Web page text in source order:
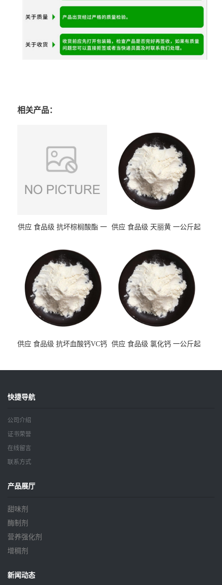
相关产品：
供应 食品级 抗坏棕榈酸酯 一
供应 食品级 天丽黄 一公斤起
供应 食品级 抗坏血酸钙VC钙 供应 食品级 氯化钙 一公斤起
快捷导航
公司介绍
证书荣誉
在线留言
联系方式
产品展厅
甜味剂
酶制剂
营养强化剂
增稠剂
新闻动态